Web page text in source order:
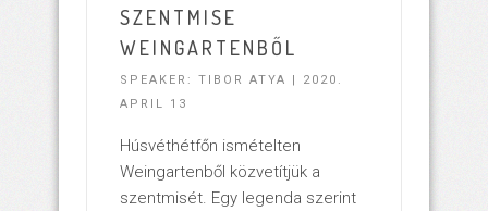
SZENTMISE
WEINGARTENBŐL
SPEAKER: TIBOR ATYA | 2020.
APRIL 13
Húsvéthétfőn ismételten
Weingartenből közvetítjük a
szentmisét. Egy legenda szerint